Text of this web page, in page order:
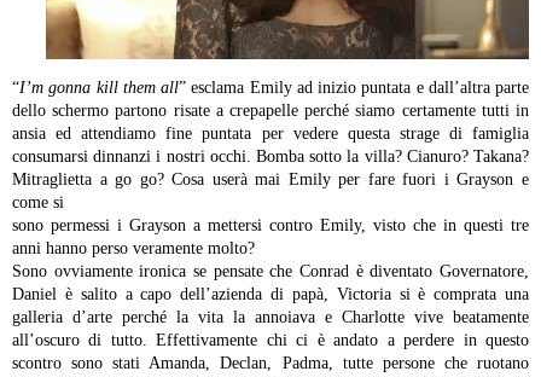
“I’m gonna kill them all” esclama Emily ad inizio puntata e dall’altra parte
dello schermo partono risate a crepapelle perché siamo certamente tutti in
ansia ed attendiamo fine puntata per vedere questa strage di famiglia
consumarsi dinnanzi i nostri occhi. Bomba sotto la villa? Cianuro? Takana?
Mitraglietta a go go? Cosa userà mai Emily per fare fuori i Grayson e
come si
sono permessi i Grayson a mettersi contro Emily, visto che in questi tre
anni hanno perso veramente molto?
Sono ovviamente ironica se pensate che Conrad è diventato Governatore,
Daniel è salito a capo dell’azienda di papà, Victoria si è comprata una
galleria d’arte perché la vita la annoiava e Charlotte vive beatamente
all’oscuro di tutto. Effettivamente chi ci è andato a perdere in questo
scontro sono stati Amanda, Declan, Padma, tutte persone che ruotano